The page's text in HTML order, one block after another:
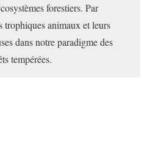
forestiers. Par
trophiques animaux et leurs
dans notre paradigme des
tempérées.